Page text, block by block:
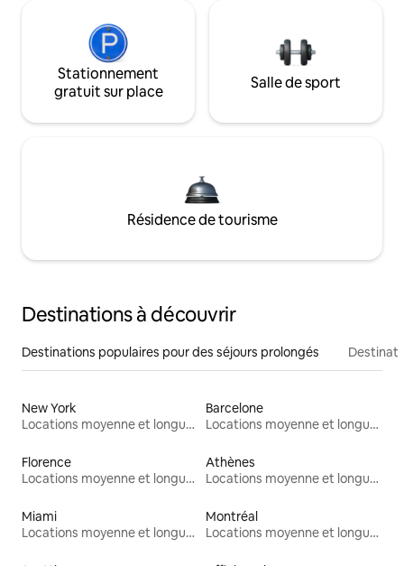
Stationnement
gratuit sur place
Salle de sport
Résidence de tourisme
Destinations à découvrir
Destinations populaires pour des séjours prolongés
New York
Locations moyenne et longue durée
Barcelone
Locations moyenne et longue durée
Florence
Locations moyenne et longue durée
Athènes
Locations moyenne et longue durée
Miami
Locations moyenne et longue durée
Montréal
Locations moyenne et longue durée